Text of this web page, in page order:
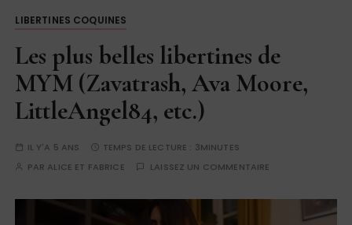
LIBERTINES COQUINES
Les plus belles libertines de
MYM (Zavatrash, Ava Moore,
LittleAngel84, etc.)
IL Y'A 5 ANS TEMPS DE LECTURE : 3MINUTES
PAR ALICE ET FABRICE LAISSEZ UN COMMENTAIRE